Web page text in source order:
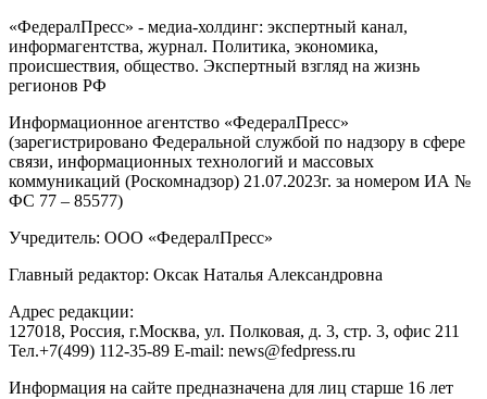
«ФедералПресс» - медиа-холдинг: экспертный канал,
информагентства, журнал. Политика, экономика,
происшествия, общество. Экспертный взгляд на жизнь
регионов РФ
Информационное агентство «ФедералПресс»
(зарегистрировано Федеральной службой по надзору в сфере
связи, информационных технологий и массовых
коммуникаций (Роскомнадзор) 21.07.2023г. за номером ИА №
ФС 77 – 85577)
Учредитель: ООО «ФедералПресс»
Главный редактор: Оксак Наталья Александровна
Адрес редакции:
127018, Россия, г.Москва, ул. Полковая, д. 3, стр. 3, офис 211
Тел.+7(499) 112-35-89 E-mail: news@fedpress.ru
Информация на сайте предназначена для лиц старше 16 лет